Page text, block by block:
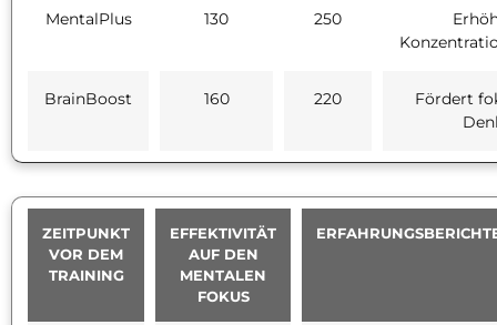
MentalPlus 130 250
BrainBoost 160 220
Fördert
ZEITPUNKT
VOR DEM
TRAINING
EFFEKTIVITÄT
AUF DEN
MENTALEN
FOKUS